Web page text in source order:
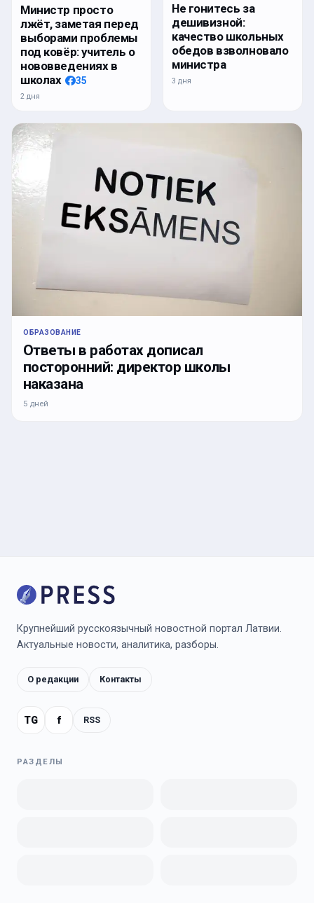
Министр просто
лжёт, заметая перед
выборами проблемы
под ковёр: учитель о
нововведениях в
школах
35
2 дня
Не гонитесь за
дешивизной:
качество школьных
обедов взволновало
министра
3 дня
ОБРАЗОВАНИЕ
Ответы в работах дописал
посторонний: директор школы
наказана
5 дней
Крупнейший русскоязычный новостной портал Латвии.
Актуальные новости, аналитика, разборы.
О редакции Контакты
TG f RSS
РАЗДЕЛЫ